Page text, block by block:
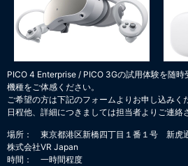
PICO 4 Enterprise / PICO 3Gの試用体験を随
機種をご体感ください。
ご希望の方は下記のフォームよりお申し込みく
日程他、詳細につきましては担当者よりご連絡
場所： 東京都港区新橋四丁目１番１号 新虎
株式会社VR Japan
時間： 一時間程度